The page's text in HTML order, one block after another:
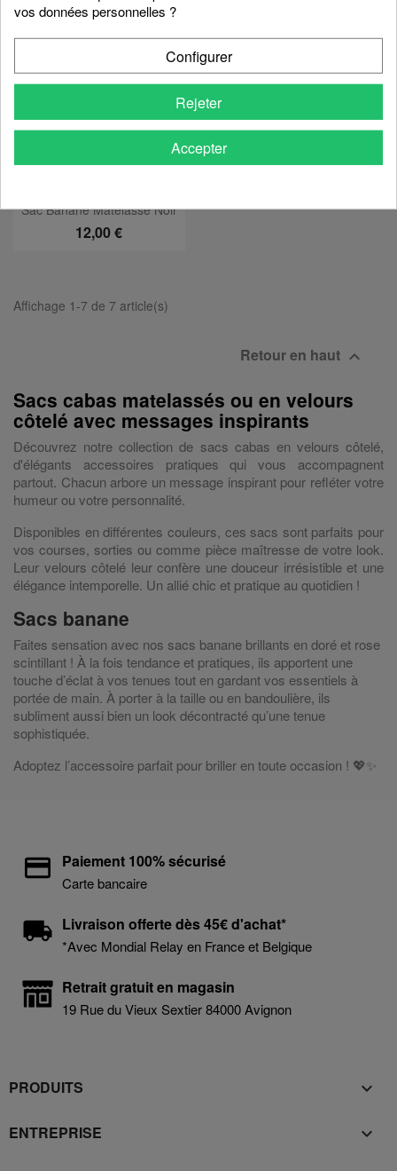
Sac Banane Matelassé Noir
12,00 €
favorite_border
Affichage 1-7 de 7 article(s)
Retour en haut 
Sacs cabas matelassés ou en velours
côtelé avec messages inspirants
Découvrez notre collection de sacs cabas en velours côtelé,
d'élégants accessoires pratiques qui vous accompagnent
partout. Chacun arbore un message inspirant pour refléter votre
humeur ou votre personnalité.
Disponibles en différentes couleurs, ces sacs sont parfaits pour
vos courses, sorties ou comme pièce maîtresse de votre look.
Leur velours côtelé leur confère une douceur irrésistible et une
élégance intemporelle. Un allié chic et pratique au quotidien !
Sacs banane
Faites sensation avec nos sacs banane brillants en doré et rose
scintillant ! À la fois tendance et pratiques, ils apportent une
touche d’éclat à vos tenues tout en gardant vos essentiels à
portée de main. À porter à la taille ou en bandoulière, ils
subliment aussi bien un look décontracté qu’une tenue
sophistiquée.
Adoptez l’accessoire parfait pour briller en toute occasion ! 💖✨
Paiement 100% sécurisé
Carte bancaire
Livraison offerte dès 45€ d'achat*
*Avec Mondial Relay en France et Belgique
Retrait gratuit en magasin
19 Rue du Vieux Sextier 84000 Avignon
PRODUITS 
ENTREPRISE 
vos données personnelles ?
Configurer
Rejeter
Accepter